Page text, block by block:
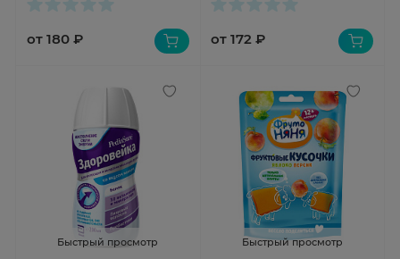
от 180 ₽ от 172 ₽
Быстрый просмотр Быстрый просмотр